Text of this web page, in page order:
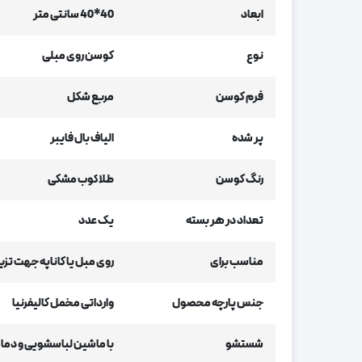
ابعاد 40*40 سانتی متر
نوع کوسن روی مبلی
فرم کوسن مربع شکل
پر شده الیاف بال فایبر
رنگ کوسن طلاکوب مشکی
تعداد در هر بسته یک عدد
مناسب برای روی مبل یا کاناپه جهت
جنس پارچه محصول وارداتی مخمل کالیفرنیا
شستشو با ماشین لباسشویی و